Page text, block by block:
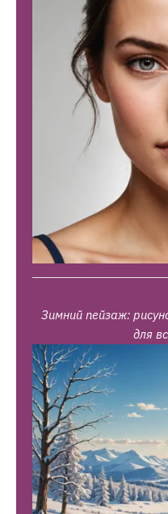
Зимний пейзаж:
для